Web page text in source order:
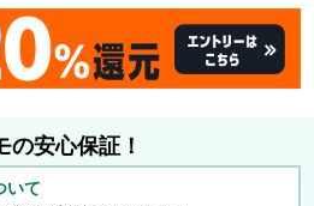
の安心保証！
いて